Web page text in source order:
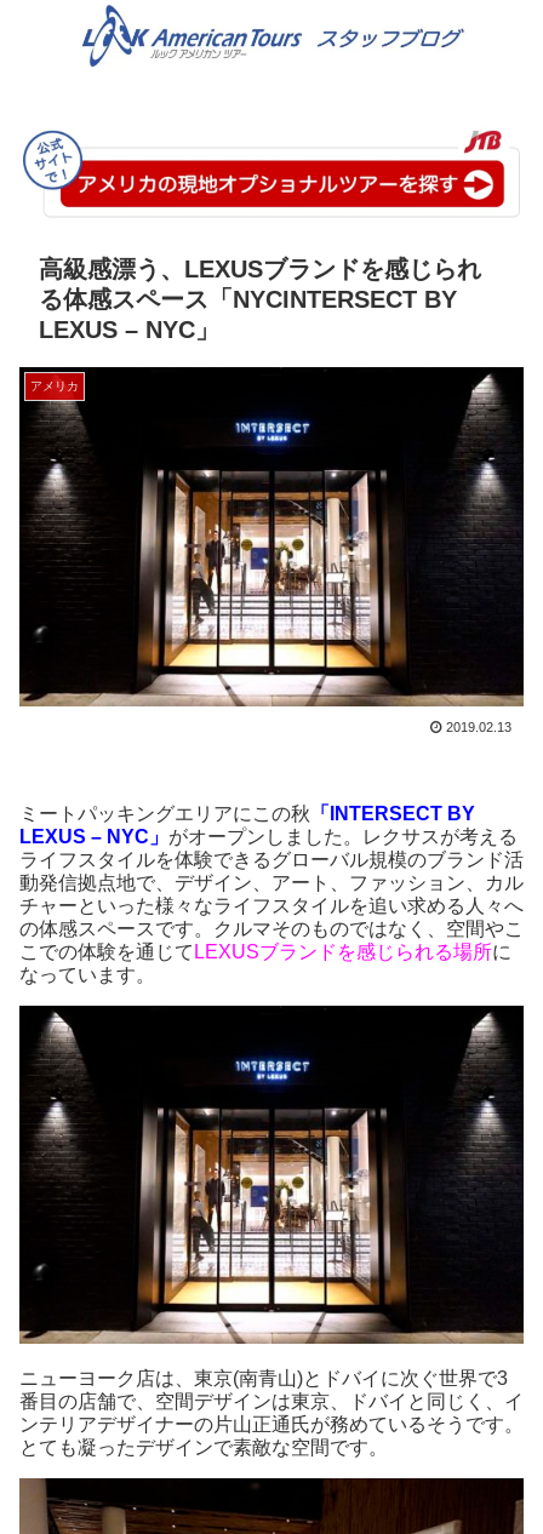
高級感漂う、LEXUSブランドを感じられ
る体感スペース「NYCINTERSECT BY
LEXUS – NYC」
アメリカ
2019.02.13
ミートパッキングエリアにこの秋 「INTERSECT BY
LEXUS – NYC」 がオープンしました。レクサスが考える
ライフスタイルを体験できるグローバル規模のブランド活
動発信拠点地で、デザイン、アート、ファッション、カル
チャーといった様々なライフスタイルを追い求める人々へ
の体感スペースです。クルマそのものではなく、空間やこ
こでの体験を通じて LEXUSブランドを感じられる場所に
なっています。
ニューヨーク店は、東京(南青山)とドバイに次ぐ世界で3
番目の店舗で、空間デザインは東京、ドバイと同じく、イ
ンテリアデザイナーの片山正通氏が務めているそうです。
とても凝ったデザインで素敵な空間です。